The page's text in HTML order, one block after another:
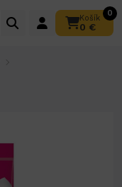
Košík
0
0 €